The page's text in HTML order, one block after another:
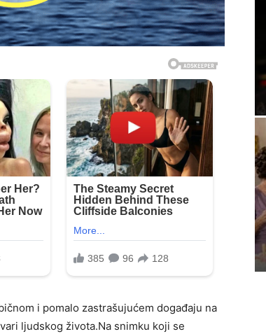
i pomalo zastrašujućem događaju na
ljudskog života.Na snimku koji se